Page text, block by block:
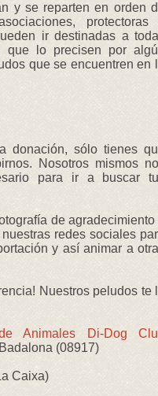
y se reparten en orden
protectoras
ir destinadas a
que lo precisen por
que se encuentren en
donación, sólo tienes
Nosotros mismos
para ir a buscar
de agradecimiento
redes sociales
y así animar a
Nuestros peludos te
Animales Di-Dog
(08917)
Caixa)